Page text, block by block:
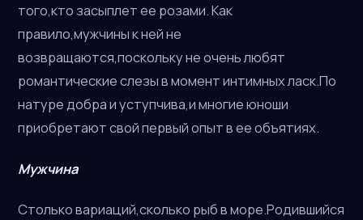
того,кто засыплет ее розами. Как
правило,мужчины к ней не
возвращаются,поскольку не очень любят
романтические слезы в момент интимных ласк.По
натуре добра и уступчива,и многие юноши
приобретают свой первый опыт в ее объятиях.
Мужчина
Столько вариаций,сколько рыб в море.Родившийся